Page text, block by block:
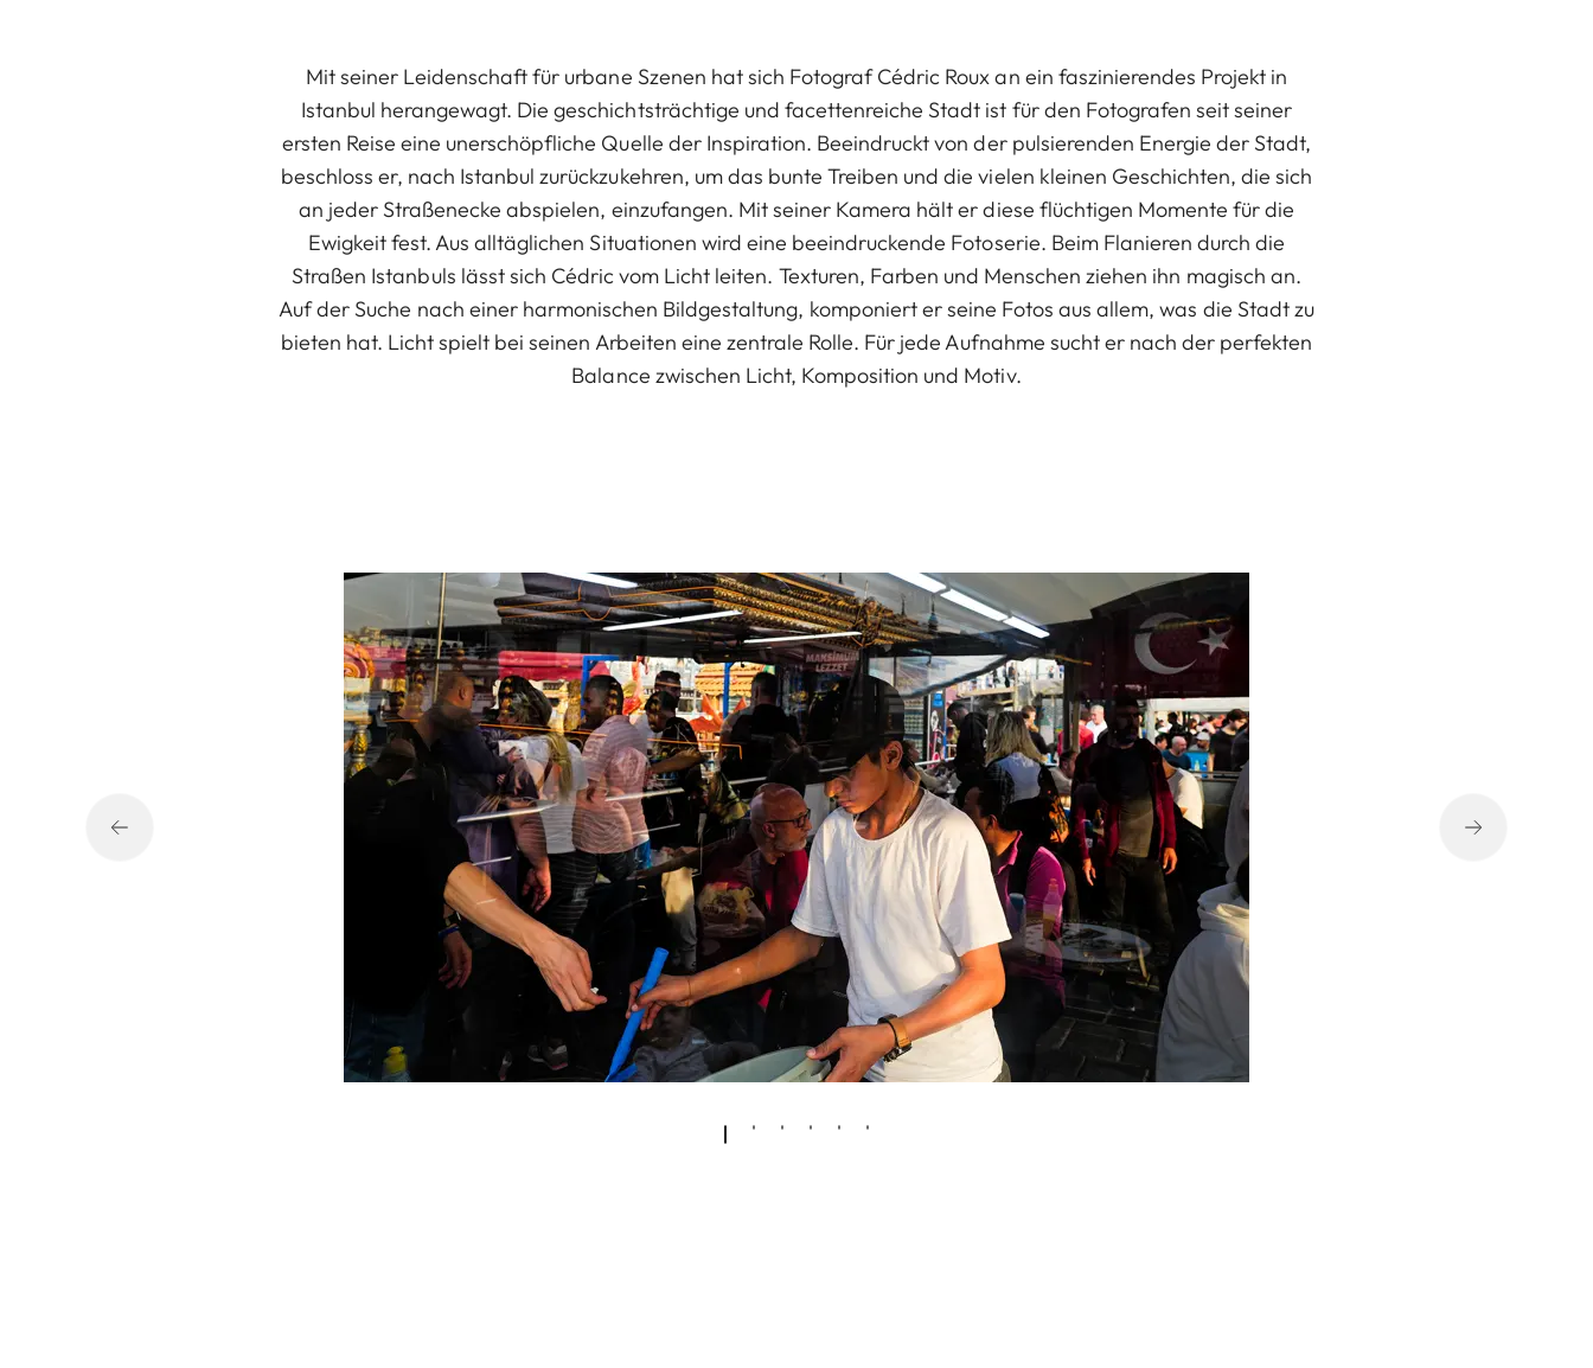
Mit seiner Leidenschaft für urbane Szenen hat sich Fotograf Cédric Roux an ein faszinierendes Projekt in
Istanbul herangewagt. Die geschichtsträchtige und facettenreiche Stadt ist für den Fotografen seit seiner
ersten Reise eine unerschöpfliche Quelle der Inspiration. Beeindruckt von der pulsierenden Energie der Stadt,
beschloss er, nach Istanbul zurückzukehren, um das bunte Treiben und die vielen kleinen Geschichten, die sich
an jeder Straßenecke abspielen, einzufangen. Mit seiner Kamera hält er diese flüchtigen Momente für die
Ewigkeit fest. Aus alltäglichen Situationen wird eine beeindruckende Fotoserie. Beim Flanieren durch die
Straßen Istanbuls lässt sich Cédric vom Licht leiten. Texturen, Farben und Menschen ziehen ihn magisch an.
Auf der Suche nach einer harmonischen Bildgestaltung, komponiert er seine Fotos aus allem, was die Stadt zu
bieten hat. Licht spielt bei seinen Arbeiten eine zentrale Rolle. Für jede Aufnahme sucht er nach der perfekten
Balance zwischen Licht, Komposition und Motiv.